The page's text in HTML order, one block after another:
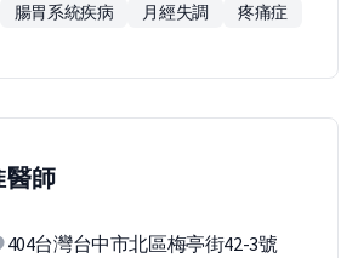
腸胃系統疾病 月經失調
疼痛症
醫師
404台灣台中市北區梅亭街42-3號